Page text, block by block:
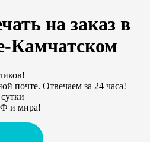
на заказ в
Камчатском
почте. Отвечаем за 24 часа!
и мира!